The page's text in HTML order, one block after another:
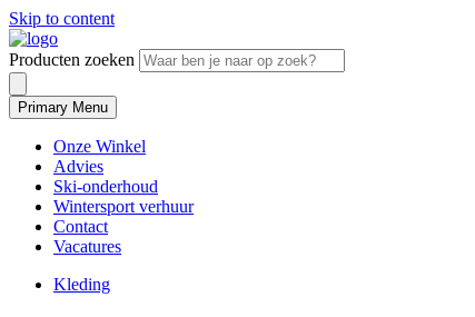
Skip to content
Producten zoeken
Primary Menu
Onze Winkel
Advies
Ski-onderhoud
Wintersport verhuur
Contact
Vacatures
Kleding